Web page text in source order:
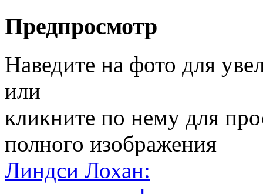
Предпросмотр
Наведите на фото для
или
кликните по нему для
полного изображения
Линдси Лохан: